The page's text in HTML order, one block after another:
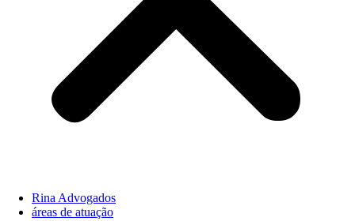
Rina Advogados
áreas de atuação